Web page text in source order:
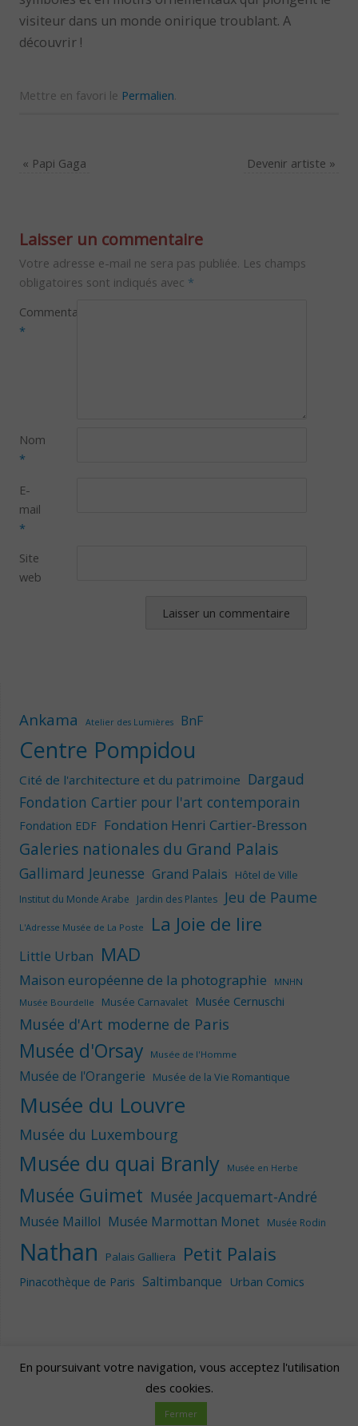
visiteur dans un monde onirique troublant. A
découvrir !
Mettre en favori le Permalien.
« Papi Gaga Devenir artiste »
Laisser un commentaire
Votre adresse e-mail ne sera pas publiée. Les champs
obligatoires sont indiqués avec *
Commentaire
*
Nom
*
E-
mail
*
Site
web
Ankama Atelier des Lumières BnF
Centre Pompidou
Cité de l'architecture et du patrimoine Dargaud
Fondation Cartier pour l'art contemporain
Fondation EDF Fondation Henri Cartier-Bresson
Galeries nationales du Grand Palais
Gallimard Jeunesse Grand Palais Hôtel de Ville
Institut du Monde Arabe Jardin des Plantes Jeu de Paume
L'Adresse Musée de La Poste La Joie de lire
Little Urban MAD
Maison européenne de la photographie
MNHN
Musée Bourdelle
Musée Carnavalet Musée Cernuschi
Musée d'Art moderne de Paris
Musée d'Orsay Musée de l'Homme
Musée de l'Orangerie Musée de la Vie Romantique
Musée du Louvre
Musée du Luxembourg
Musée du quai Branly Musée en Herbe
Musée Guimet Musée Jacquemart-André
Musée Maillol Musée Marmottan Monet Musée Rodin
Nathan Palais Galliera Petit Palais
Pinacothèque de Paris Saltimbanque Urban Comics
| Fièrement propulsé par
En poursuivant votre navigation, vous acceptez l'utilisation
des cookies.
Fermer